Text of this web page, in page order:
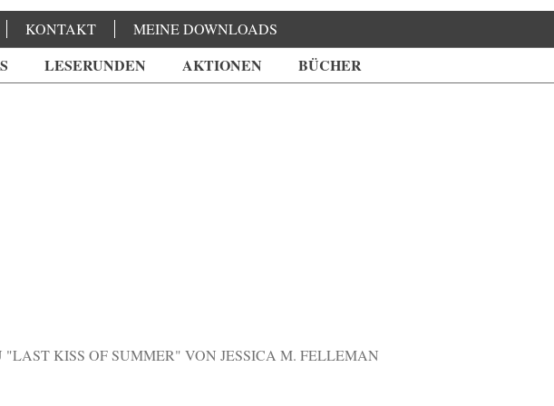
KONTAKT MEINE DOWNLOADS
LESERUNDEN AKTIONEN BÜCHER
"LAST KISS OF SUMMER" VON JESSICA M. FELLEMAN